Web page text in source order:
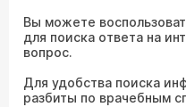
Вы можете
для поиска ответа на
вопрос.
Для удобства поиска
разбиты по врачебным